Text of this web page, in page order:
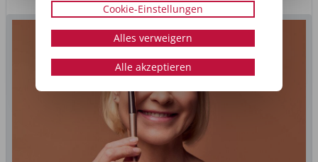
Cookie-Einstellungen
Alles verweigern
Alle akzeptieren